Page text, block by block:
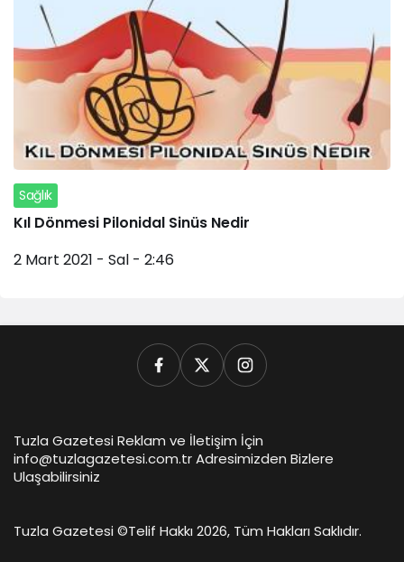
Haberleri
Sağlık
Kıl Dönmesi Pilonidal Sinüs Nedir
2 Mart 2021 - Sal - 2:46
Tuzla Gazetesi Reklam ve İletişim İçin
info@tuzlagazetesi.com.tr Adresimizden Bizlere
Ulaşabilirsiniz
Tuzla Gazetesi ©Telif Hakkı 2026, Tüm Hakları Saklıdır.